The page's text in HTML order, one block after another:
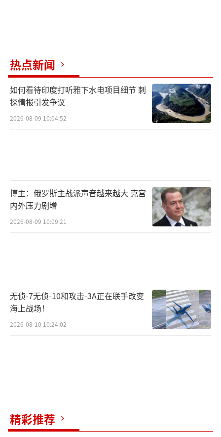
热点新闻
如何看待印度打听雅下水电项目细节 刺
探情报引发争议
2026-08-09 10:04:52
博主：俄罗斯主战派声音越来越大 克宫
内外压力剧增
2026-08-09 10:09:21
无侦-7无侦-10和攻击-3A正在联手改变
海上战场！
2026-08-10 10:24:02
精彩推荐